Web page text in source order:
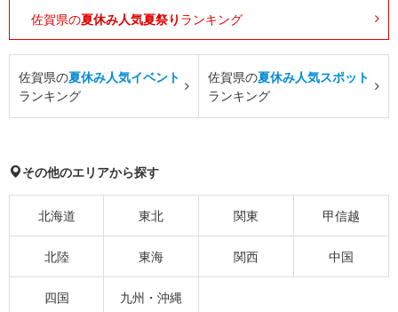
佐賀県の夏休み人気夏祭り ランキング
佐賀県の夏休み人気イベント
ランキング
佐賀県の夏休み人気スポット
ランキング
その他のエリアから探す
北海道 東北 関東 甲信越
北陸 東海 関西 中国
四国 九州・沖縄